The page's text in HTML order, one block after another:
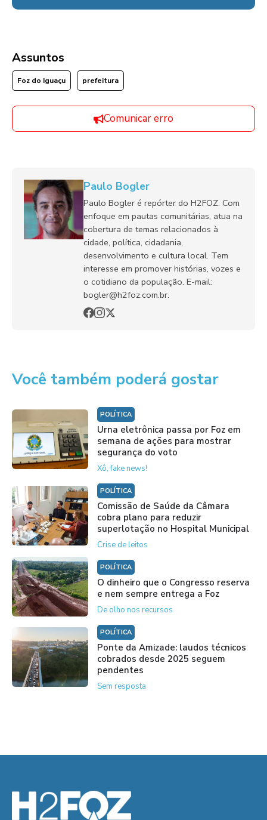
Assuntos
Foz do Iguaçu prefeitura
Comunicar erro
Paulo Bogler
Paulo Bogler é repórter do H2FOZ. Com
enfoque em pautas comunitárias, atua na
cobertura de temas relacionados à
cidade, política, cidadania,
desenvolvimento e cultura local. Tem
interesse em promover histórias, vozes e
o cotidiano da população. E-mail:
bogler@h2foz.com.br.
Você também poderá gostar
POLÍTICA
Urna eletrônica passa por Foz em
semana de ações para mostrar
segurança do voto
Xô, fake news!
POLÍTICA
Comissão de Saúde da Câmara
cobra plano para reduzir
superlotação no Hospital Municipal
Crise de leitos
POLÍTICA
O dinheiro que o Congresso reserva
e nem sempre entrega a Foz
De olho nos recursos
POLÍTICA
Ponte da Amizade: laudos técnicos
cobrados desde 2025 seguem
pendentes
Sem resposta